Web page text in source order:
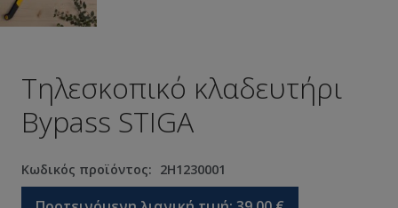
Τηλεσκοπικό κλαδευτήρι
Bypass STIGA
Κωδικός προϊόντος: 2H1230001